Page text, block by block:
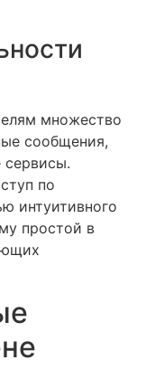
множество
сообщения,
сервисы.
по
интуитивного
простой в